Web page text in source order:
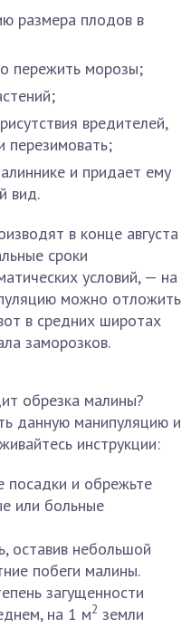
размера плодов в
пережить морозы;
вредителей,
перезимовать;
и придает ему
вид.
в конце августа
сроки
условий, — на
можно отложить
в средних широтах
заморозков.
обрезка малины?
данную манипуляцию и
инструкции:
посадки и обрежьте
или больные
оставив небольшой
побеги малины.
загущенности
на 1 м2 земли